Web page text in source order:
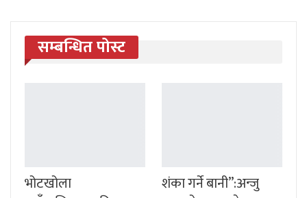
सम्बन्धित पोस्ट
भोटखोला
शंका गर्ने बानी”:अन्जु